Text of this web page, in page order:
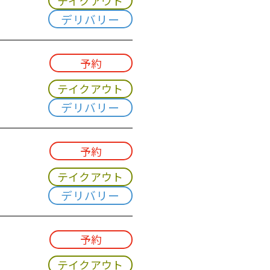
デリバリー
予約
テイクアウト
デリバリー
予約
テイクアウト
デリバリー
予約
テイクアウト